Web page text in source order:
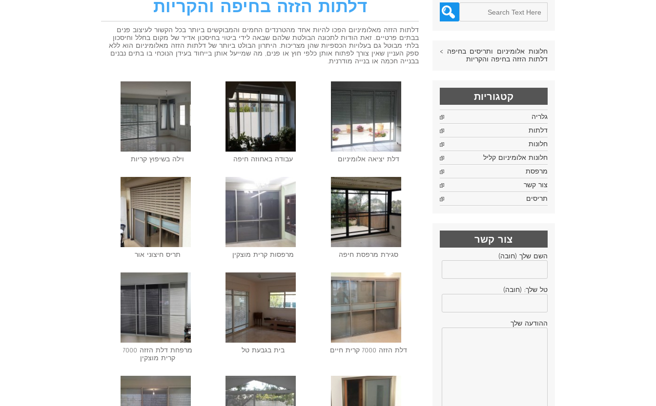
דלתות הזזה בחיפה והקריות
דלתות הזזה מאלומיניום הפכו להיות אחד מהטרנדים החמים והמבוקשים ביותר בכל הקשור לעיצוב פנים
בבתים פרטיים. זאת הודות לתכונה הבולטת שלהם שבאה לידי ביטוי בחיסכון אדיר של מקום בחלל וחיסכון
בלתי מבוטל גם בעלויות הכספיות שהן מצריכות. היתרון הבולט ביותר של דלתות הזזה מאלומיניום הוא ללא
ספק העניין שאין צורך לפתוח אותן כלפי חוץ או פנים, מה שמייעל אותן בייחוד בעידן הנוכחי בו בתים נבנים
בבנייה חכמה או בנייה מודרנית.
דלת יציאה אלומיניום עבודה באחוזה חיפה וילה בשיפוץ קריות‎
סגירת מרפסת חיפה‎ מרפסות קרית מוצקין תריס חיצוני אור
דלת הזזה 7000 קרית חיים בית בגבעת טל
מרפחת דלת הזזה 7000
קרית מוצקין
חלונות אלומיניום ותריסים בחיפה >
דלתות הזזה בחיפה והקריות
קטגוריות
גלריה
דלתות
חלונות
חלונות אלומיניום קליל
מרפסת
צור קשר
תריסים
צור קשר
השם שלך (חובה)
טל שלך: (חובה)
ההודעה שלך